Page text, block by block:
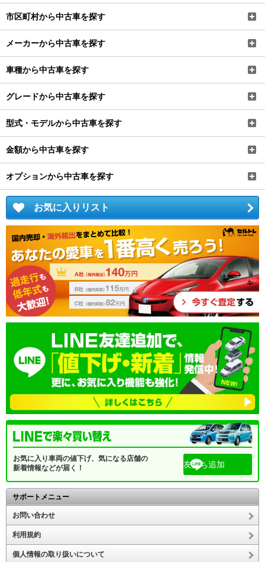
市区町村から中古車を探す
メーカーから中古車を探す
車種から中古車を探す
グレードから中古車を探す
型式・モデルから中古車を探す
金額から中古車を探す
オプションから中古車を探す
お気に入りリスト
お気に入り車両の値下げ、気になる店舗の
新着情報などが届く！
友だち追加
サポートメニュー
お問い合わせ
利用規約
個人情報の取り扱いについて